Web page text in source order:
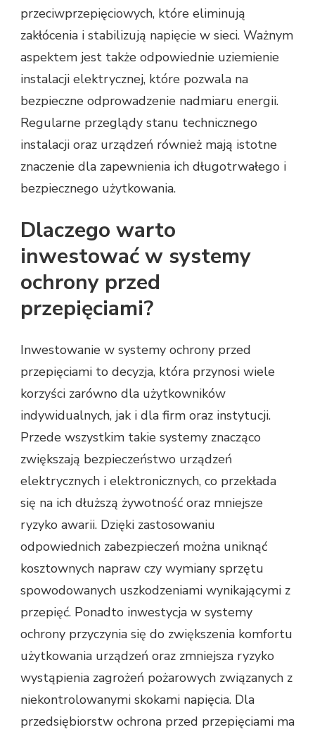
przeciwprzepięciowych, które eliminują
zakłócenia i stabilizują napięcie w sieci. Ważnym
aspektem jest także odpowiednie uziemienie
instalacji elektrycznej, które pozwala na
bezpieczne odprowadzenie nadmiaru energii.
Regularne przeglądy stanu technicznego
instalacji oraz urządzeń również mają istotne
znaczenie dla zapewnienia ich długotrwałego i
bezpiecznego użytkowania.
Dlaczego warto
inwestować w systemy
ochrony przed
przepięciami?
Inwestowanie w systemy ochrony przed
przepięciami to decyzja, która przynosi wiele
korzyści zarówno dla użytkowników
indywidualnych, jak i dla firm oraz instytucji.
Przede wszystkim takie systemy znacząco
zwiększają bezpieczeństwo urządzeń
elektrycznych i elektronicznych, co przekłada
się na ich dłuższą żywotność oraz mniejsze
ryzyko awarii. Dzięki zastosowaniu
odpowiednich zabezpieczeń można uniknąć
kosztownych napraw czy wymiany sprzętu
spowodowanych uszkodzeniami wynikającymi z
przepięć. Ponadto inwestycja w systemy
ochrony przyczynia się do zwiększenia komfortu
użytkowania urządzeń oraz zmniejsza ryzyko
wystąpienia zagrożeń pożarowych związanych z
niekontrolowanymi skokami napięcia. Dla
przedsiębiorstw ochrona przed przepięciami ma